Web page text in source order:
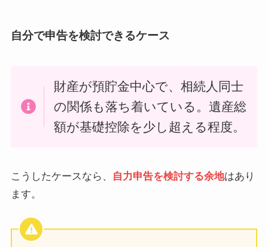
自分で申告を検討できるケース
財産が預貯金中心で、相続人同士
の関係も落ち着いている。遺産総
額が基礎控除を少し超える程度。
こうしたケースなら、 自力申告を検討する余地はあり
ます。